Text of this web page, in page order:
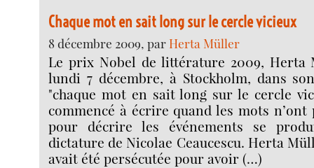
Chaque mot en sait long sur le cercle vicieux
8 décembre 2009, parHerta Müller
Le prix Nobel de littérature 2009, Herta
lundi 7 décembre, à Stockholm, dans
"chaque mot en sait long sur le cercle
commencé à écrire quand les mots
pour décrire les événements se
dictature de Nicolae Ceaucescu. Herta
avait été persécutée pour avoir (…)